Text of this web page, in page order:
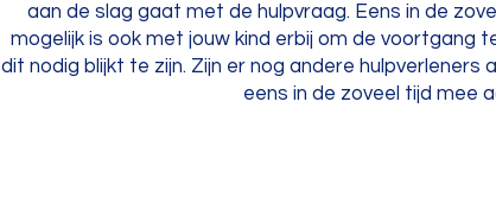
aan de slag gaat met de hulpvraag. Eens in de
mogelijk is ook met jouw kind erbij om de voortgang
dit nodig blijkt te zijn. Zijn er nog andere
eens in de zoveel tijd mee